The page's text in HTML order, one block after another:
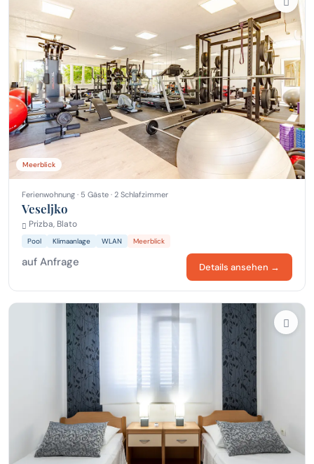
Meerblick
Ferienwohnung · 5 Gäste · 2 Schlafzimmer
Veseljko
Prizba, Blato
Pool Klimaanlage WLAN Meerblick
auf Anfrage Details ansehen →